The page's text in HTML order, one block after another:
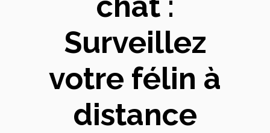
Surveillez
votre félin à
distance